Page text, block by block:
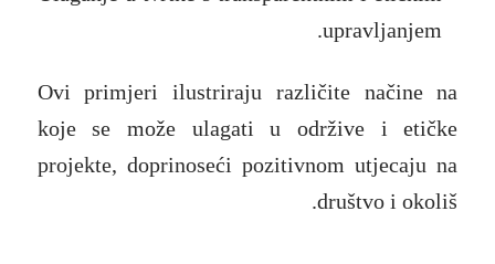
upravljanjem.
Ovi primjeri ilustriraju različite načine na
koje se može ulagati u održive i etičke
projekte, doprinoseći pozitivnom utjecaju na
društvo i okoliš.